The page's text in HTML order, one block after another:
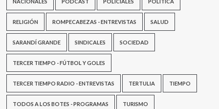
RELIGIÓN ROMPECABEZAS - ENTREVISTAS SALUD
SARANDÍ GRANDE SINDICALES SOCIEDAD
TERCER TIEMPO - FÚTBOL Y GOLES
TERCER TIEMPO RADIO - ENTREVISTAS TERTULIA TIEMPO
TODOS A LOS BOTES - PROGRAMAS TURISMO